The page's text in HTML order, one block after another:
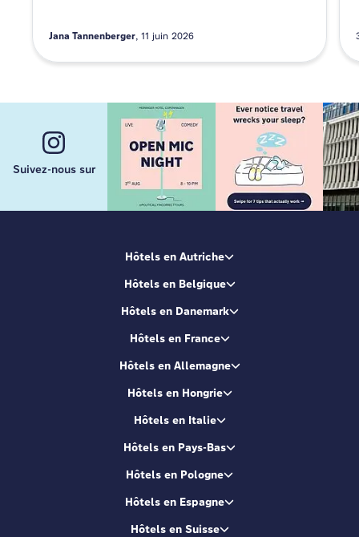
Jana Tannenberger 11 juin 2026
Suivez-nous sur
Hôtels en Autriche
Hôtels en Belgique
Hôtels en Danemark
Hôtels en France
Hôtels en Allemagne
Hôtels en Hongrie
Hôtels en Italie
Hôtels en Pays-Bas
Hôtels en Pologne
Hôtels en Espagne
Hôtels en Suisse